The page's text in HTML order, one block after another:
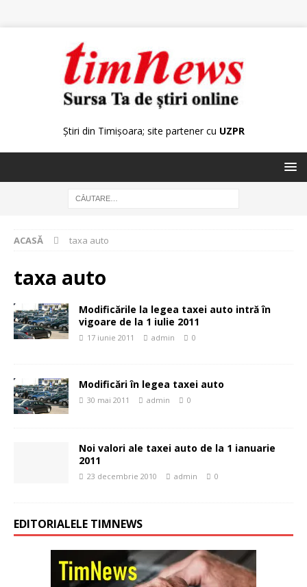
Știri din Timișoara; site partener cu UZPR
ACASĂ taxa auto
taxa auto
Modificările la legea taxei auto intră în
vigoare de la 1 iulie 2011
17 iunie 2011 admin 0
Modificări în legea taxei auto
30 mai 2011 admin 0
Noi valori ale taxei auto de la 1 ianuarie
2011
23 decembrie 2010 admin 0
EDITORIALELE TIMNEWS